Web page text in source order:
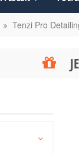
Tenzi Pro